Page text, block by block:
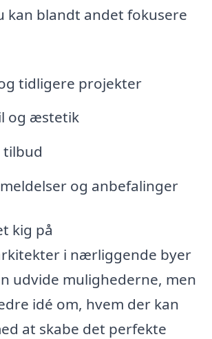
kan blandt andet fokusere
tidligere projekter
og æstetik
tilbud
og anbefalinger
kig på
i nærliggende byer
udvide mulighederne, men
idé om, hvem der kan
at skabe det perfekte